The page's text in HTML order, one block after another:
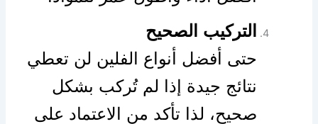
التركيب الصحيح
حتى أفضل أنواع الفلين لن تعطي
نتائج جيدة إذا لم تُركب بشكل
صحيح، لذا تأكد من الاعتماد على